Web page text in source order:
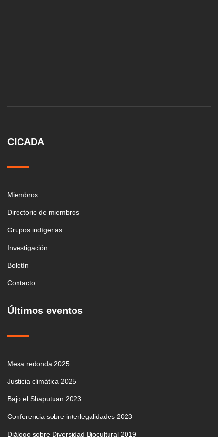
CICADA
Miembros
Directorio de miembros
Grupos indígenas
Investigación
Boletín
Contacto
Últimos eventos
Mesa redonda 2025
Justicia climática 2025
Bajo el Shaputuan 2023
Conferencia sobre interlegalidades 2023
Diálogo sobre Diversidad Biocultural 2019